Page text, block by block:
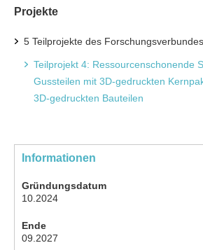
Projekte
5 Teilprojekte des Forschungsverbundes
Teilprojekt 4: Ressourcenschonende
Gussteilen mit 3D-gedruckten
3D-gedruckten Bauteilen
Informationen
Gründungsdatum
10.2024
Ende
09.2027